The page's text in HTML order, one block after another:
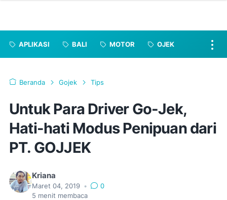
APLIKASI BALI MOTOR OJEK
Beranda Gojek Tips
Untuk Para Driver Go-Jek,
Hati-hati Modus Penipuan dari
PT. GOJJEK
Kriana
Maret 04, 2019 •
0
5 menit membaca